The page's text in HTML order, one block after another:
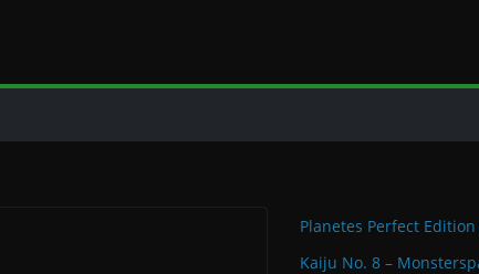
Planetes Perfect Edition
Kaiju No. 8 –